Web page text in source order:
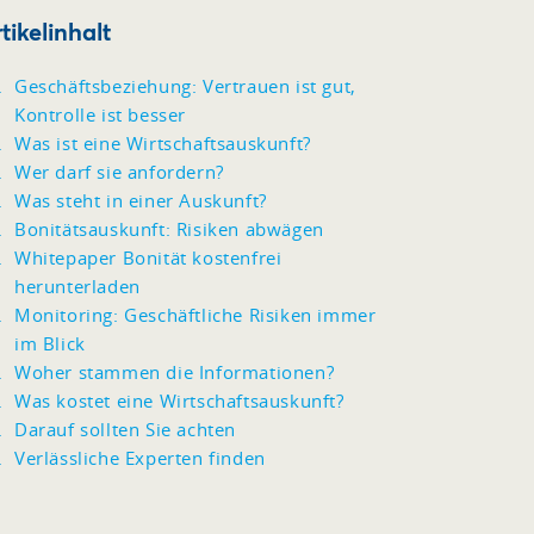
Geschäftsbeziehung: Vertrauen ist gut,
Kontrolle ist besser
Was ist eine Wirtschaftsauskunft?
Wer darf sie anfordern?
Was steht in einer Auskunft?
Bonitätsauskunft: Risiken abwägen
Whitepaper Bonität kostenfrei
herunterladen
Monitoring: Geschäftliche Risiken immer
im Blick
Woher stammen die Informationen?
Was kostet eine Wirtschaftsauskunft?
Darauf sollten Sie achten
Verlässliche Experten finden